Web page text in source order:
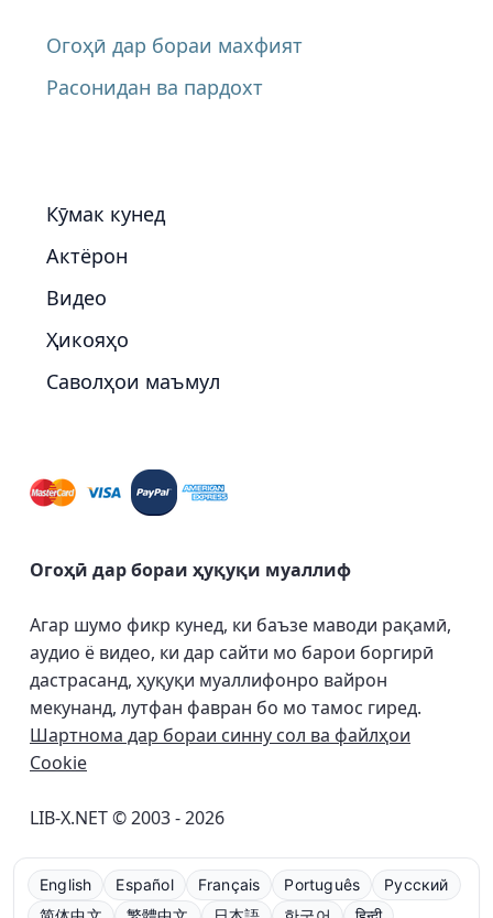
Огоҳӣ дар бораи махфият
Расонидан ва пардохт
Кӯмак кунед
Актёрон
Видео
Ҳикояҳо
Саволҳои маъмул
Огоҳӣ дар бораи ҳуқуқи муаллиф
Агар шумо фикр кунед, ки баъзе маводи рақамӣ,
аудио ё видео, ки дар сайти мо барои боргирӣ
дастрасанд, ҳуқуқи муаллифонро вайрон
мекунанд, лутфан фавран бо мо тамос гиред.
Шартнома дар бораи синну сол ва файлҳои
Cookie
LIB-X.NET © 2003 - 2026
English Español Français Português
Русский